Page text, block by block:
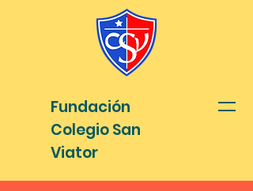
Fundación
Colegio San
Viator